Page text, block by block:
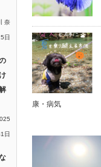
奈
日
日
康・病気